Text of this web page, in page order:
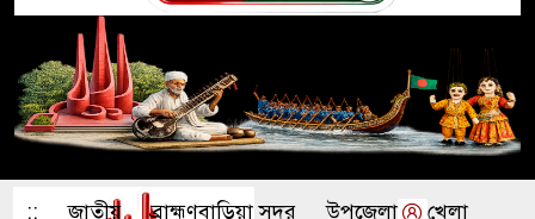
:: জাতীয় ব্রাহ্মণবাড়িয়া সদর উপজেলা খেলা